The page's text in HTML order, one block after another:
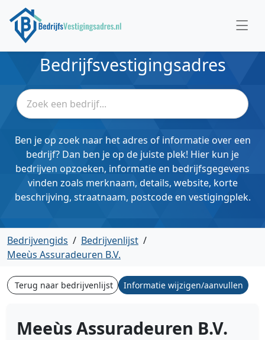
Bedrijfsvestigingsadres
Ben je op zoek naar het adres of informatie over een
bedrijf? Dan ben je op de juiste plek! Hier kun je
bedrijven opzoeken, informatie en bedrijfsgegevens
vinden zoals merknaam, details, website, korte
beschrijving, straatnaam, postcode en vestigingplek.
Bedrijvengids / Bedrijvenlijst /
Meeùs Assuradeuren B.V.
Terug naar bedrijvenlijst Informatie wijzigen/aanvullen
Meeùs Assuradeuren B.V.